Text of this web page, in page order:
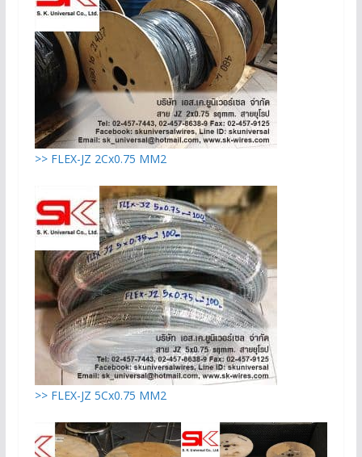
>> FLEX-JZ 2Cx0.75 MM2
>> FLEX-JZ 5Cx0.75 MM2